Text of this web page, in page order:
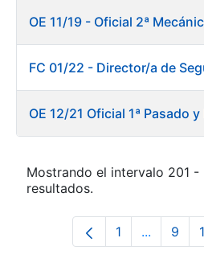
OE 11/19 - Oficial 2ª
OE 12/21 Oficial 1ª Pasado
Mostrando el intervalo 201 -
resultados.
Página
1 ...Páginas
9